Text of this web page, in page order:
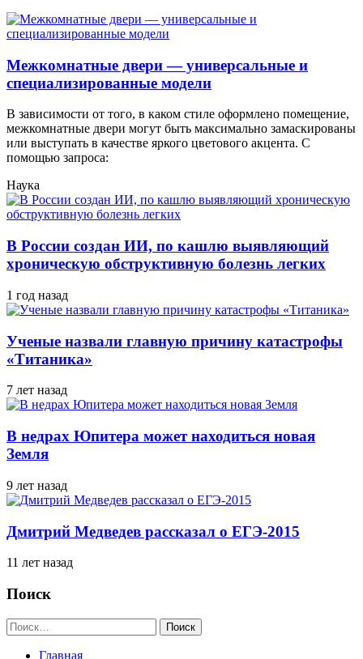
Межкомнатные двери — универсальные и
специализированные модели
В зависимости от того, в каком стиле оформлено помещение,
межкомнатные двери могут быть максимально замаскированы
или выступать в качестве яркого цветового акцента. С
помощью запроса:
Наука
В России создан ИИ, по кашлю выявляющий
хроническую обструктивную болезнь легких
1 год назад
Ученые назвали главную причину катастрофы
«Титаника»
7 лет назад
В недрах Юпитера может находиться новая
Земля
9 лет назад
Дмитрий Медведев рассказал о ЕГЭ-2015
11 лет назад
Поиск
Найти:
Главная